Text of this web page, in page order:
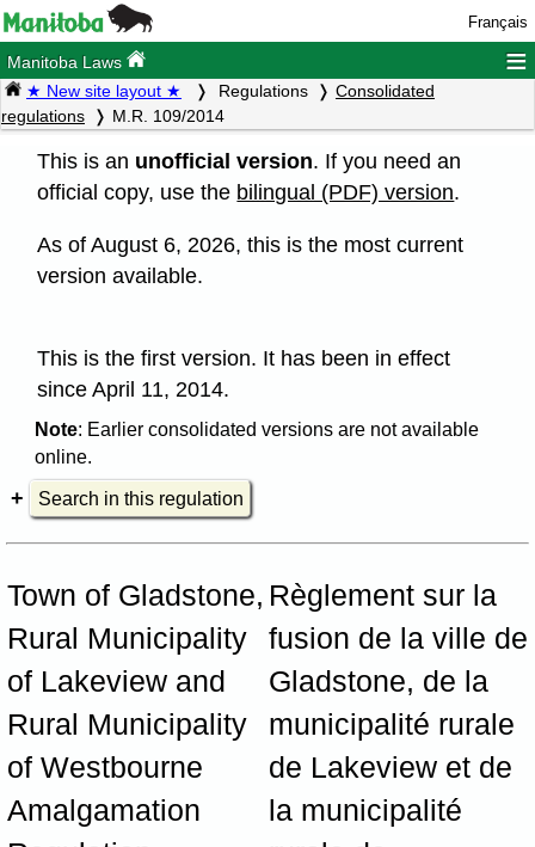
Français
Manitoba Laws ≡
★ New site layout ★ Regulations
Consolidated
regulations
M.R. 109/2014
This is an unofficial version. If you need an
official copy, use the bilingual (PDF) version.
As of August 6, 2026, this is the most current
version available.
This is the first version. It has been in effect
since April 11, 2014.
Note: Earlier consolidated versions are not available
online.
Search in this regulation
Town of Gladstone,
Rural Municipality
of Lakeview and
Rural Municipality
of Westbourne
Amalgamation
Règlement sur la
fusion de la ville de
Gladstone, de la
municipalité rurale
de Lakeview et de
la municipalité